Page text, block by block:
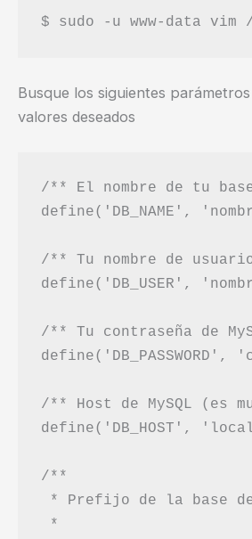
Busque los siguientes
valores deseados
/** El nombre de tu
define('DB_NAME',
/** Tu nombre de
define('DB_USER',
/** Tu contraseña de
/** Host de MySQL (es
define('DB_HOST',
/**
* Prefijo de la base de
*